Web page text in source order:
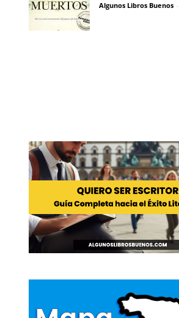
Algunos Libros Buenos -